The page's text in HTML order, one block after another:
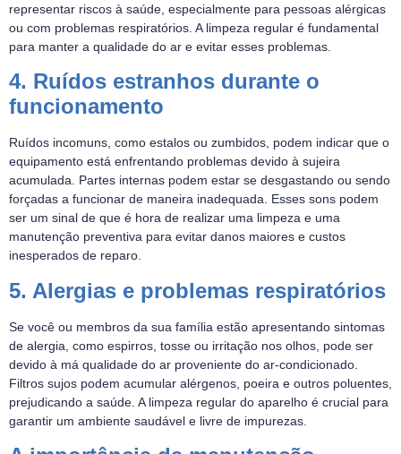
representar riscos à saúde, especialmente para pessoas alérgicas
ou com problemas respiratórios. A limpeza regular é fundamental
para manter a qualidade do ar e evitar esses problemas.
4. Ruídos estranhos durante o
funcionamento
Ruídos incomuns, como estalos ou zumbidos, podem indicar que o
equipamento está enfrentando problemas devido à sujeira
acumulada. Partes internas podem estar se desgastando ou sendo
forçadas a funcionar de maneira inadequada. Esses sons podem
ser um sinal de que é hora de realizar uma limpeza e uma
manutenção preventiva para evitar danos maiores e custos
inesperados de reparo.
5. Alergias e problemas respiratórios
Se você ou membros da sua família estão apresentando sintomas
de alergia, como espirros, tosse ou irritação nos olhos, pode ser
devido à má qualidade do ar proveniente do ar-condicionado.
Filtros sujos podem acumular alérgenos, poeira e outros poluentes,
prejudicando a saúde. A limpeza regular do aparelho é crucial para
garantir um ambiente saudável e livre de impurezas.